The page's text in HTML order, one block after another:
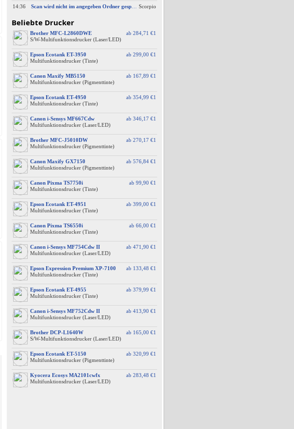
14:36
Scan wird nicht im angegeben Ordner gespeichert, wenn vom Bediendisplay gescannt wird Scorpio
Beliebte Drucker
ab 284,71 €1
Brother MFC-L2860DWE
S/W-Multifunktionsdrucker (Laser/LED)
ab 299,00 €1
Epson Ecotank ET-3950
Multifunktionsdrucker (Tinte)
ab 167,89 €1
Canon Maxify MB5150
Multifunktionsdrucker (Pigmenttinte)
ab 354,99 €1
Epson Ecotank ET-4950
Multifunktionsdrucker (Tinte)
ab 346,17 €1
Canon i-Sensys MF667Cdw
Multifunktionsdrucker (Laser/LED)
ab 270,17 €1
Brother MFC-J5010DW
Multifunktionsdrucker (Pigmenttinte)
ab 576,84 €1
Canon Maxify GX7150
Multifunktionsdrucker (Pigmenttinte)
ab 99,90 €1
Canon Pixma TS7750i
Multifunktionsdrucker (Tinte)
ab 399,00 €1
Epson Ecotank ET-4951
Multifunktionsdrucker (Tinte)
ab 66,00 €1
Canon Pixma TS6550i
Multifunktionsdrucker (Tinte)
ab 471,90 €1
Canon i-Sensys MF754Cdw II
Multifunktionsdrucker (Laser/LED)
ab 133,48 €1
Epson Expression Premium XP-7100
Multifunktionsdrucker (Tinte)
ab 379,99 €1
Epson Ecotank ET-4955
Multifunktionsdrucker (Tinte)
ab 413,90 €1
Canon i-Sensys MF752Cdw II
Multifunktionsdrucker (Laser/LED)
ab 165,00 €1
Brother DCP-L1640W
S/W-Multifunktionsdrucker (Laser/LED)
ab 320,99 €1
Epson Ecotank ET-5150
Multifunktionsdrucker (Pigmenttinte)
ab 283,48 €1
Kyocera Ecosys MA2101cwfx
Multifunktionsdrucker (Laser/LED)